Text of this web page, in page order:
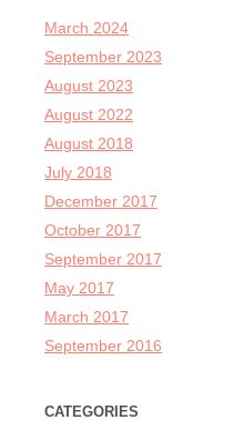
March 2024
September 2023
August 2023
August 2022
August 2018
July 2018
December 2017
October 2017
September 2017
May 2017
March 2017
September 2016
CATEGORIES